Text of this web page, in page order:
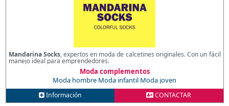
Mandarina Socks, expertos en moda de calcetines originales. Con un fácil
manejo ideal para emprendedores.
Moda complementos
Moda hombre Moda infantil Moda joven
Información CONTACTAR